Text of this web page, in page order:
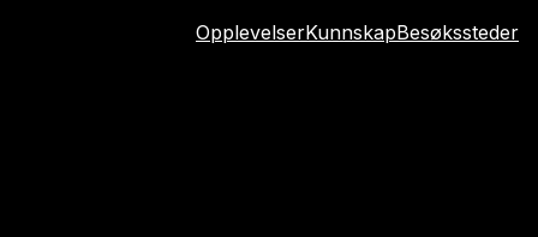
OpplevelserKunnskapBesøkssteder